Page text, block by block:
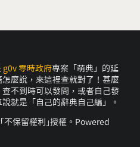
g0v 零時政府專案「萌典」的延
麼說，來這裡查就對了！甚麼
不到時可以發問，或者自己發
就是「自己的辭典自己編」。
不保留權利｣授權。Powered